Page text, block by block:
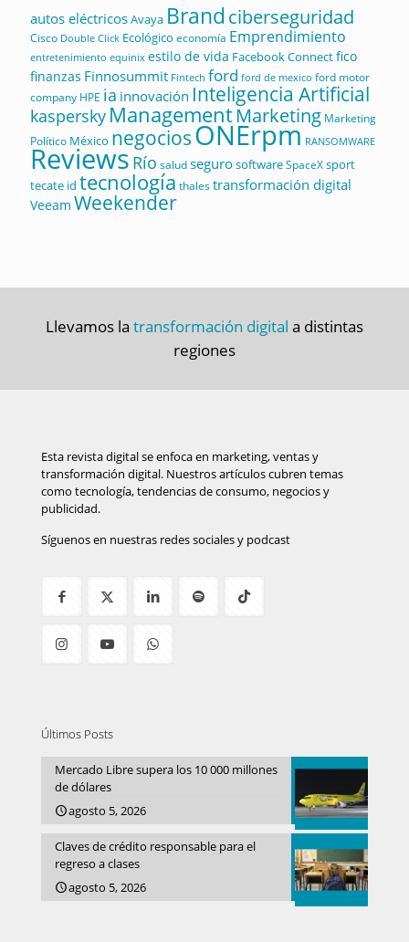
autos eléctricosAvaya Brandciberseguridad
Cisco Double Click Ecológico economía Emprendimiento
entretenimiento equinix estilo de vida Facebook Connectfico
finanzas Finnosummit Fintech ford ford de mexico ford motor
company HPE ia innovación Inteligencia Artificial
kaspersky ManagementMarketing Marketing
Político México negociosONErpm RANSOMWARE
Reviews Río saludsegurosoftwareSpaceXsport
tecate id tecnología thalestransformación digital
Veeam Weekender
Llevamos la transformación digital a distintas
regiones
Esta revista digital se enfoca en marketing, ventas y
transformación digital. Nuestros artículos cubren temas
como tecnología, tendencias de consumo, negocios y
publicidad.
Síguenos en nuestras redes sociales y podcast
Últimos Posts
Mercado Libre supera los 10 000 millones
de dólares
agosto 5, 2026
Claves de crédito responsable para el
regreso a clases
agosto 5, 2026